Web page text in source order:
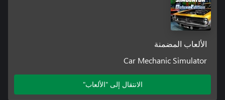
الألعاب المضمنة
Car Mechanic Simulator
الانتقال إلى "الألعاب"